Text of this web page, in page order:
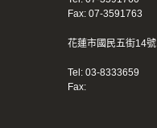
Fax: 07-3591763
花蓮市國民五街14號
Tel: 03-8333659
Fax: